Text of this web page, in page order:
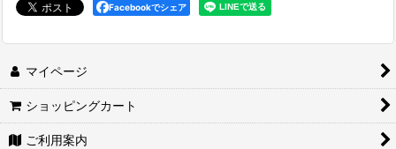
Facebookでシェア
マイページ
ショッピングカート
ご利用案内